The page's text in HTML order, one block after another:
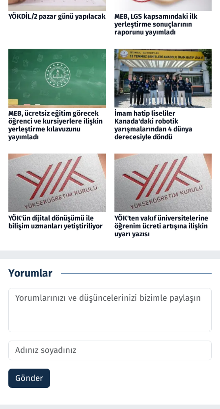
YÖKDİL/2 pazar günü yapılacak
MEB, LGS kapsamındaki ilk
yerleştirme sonuçlarının
raporunu yayımladı
MEB, ücretsiz eğitim görecek
öğrenci ve kursiyerlere ilişkin
yerleştirme kılavuzunu
yayımladı
İmam hatip liseliler
Kanada'daki robotik
yarışmalarından 4 dünya
derecesiyle döndü
YÖK'ün dijital dönüşümü ile
bilişim uzmanları yetiştiriliyor
YÖK'ten vakıf üniversitelerine
öğrenim ücreti artışına ilişkin
uyarı yazısı
Yorumlar
Gönder